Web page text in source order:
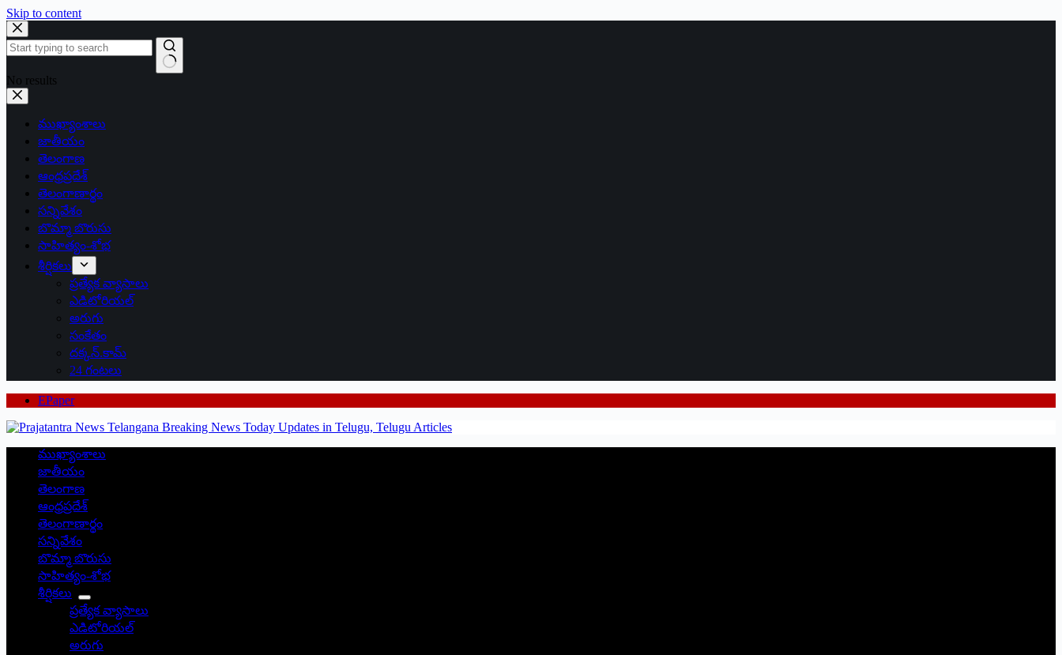
Skip to content
No results
ముఖ్యాంశాలు
జాతీయం
తెలంగాణ
ఆంధ్రప్రదేశ్
తెలంగాణార్థం
సన్నివేశం
బొమ్మా బొరుసు
సాహిత్యం-శోభ
శీర్షికలు
ప్రత్యేక వ్యాసాలు
ఎడిటోరియల్
అరుగు
సంకేతం
దక్కన్.కామ్
24 గంటలు
EPaper
ముఖ్యాంశాలు
జాతీయం
తెలంగాణ
ఆంధ్రప్రదేశ్
తెలంగాణార్థం
సన్నివేశం
బొమ్మా బొరుసు
సాహిత్యం-శోభ
శీర్షికలు
ప్రత్యేక వ్యాసాలు
ఎడిటోరియల్
అరుగు